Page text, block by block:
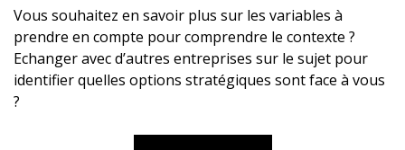
Vous souhaitez en savoir plus sur les variables à
prendre en compte pour comprendre le contexte ?
Echanger avec d’autres entreprises sur le sujet pour
identifier quelles options stratégiques sont face à vous
?